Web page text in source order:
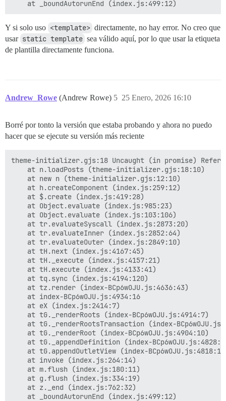
Y si solo uso <template> directamente, no hay error. No creo que
usar static template sea válido aquí, por lo que usar la etiqueta
de plantilla directamente funciona.
Andrew_Rowe (Andrew Rowe) 25 Enero, 2026 16:10
5
Borré por tonto la versión que estaba probando y ahora no puedo
hacer que se ejecute su versión más reciente
theme-initializer.gjs:18 Uncaught (in promise)
    at n.loadPosts (theme-initializer.gjs:18:10)
    at new n (theme-initializer.gjs:12:10)
    at h.createComponent (index.js:259:12)
    at $.create (index.js:419:28)
    at Object.evaluate (index.js:985:23)
    at Object.evaluate (index.js:103:106)
    at tr.evaluateSyscall (index.js:2873:20)
    at tr.evaluateInner (index.js:2852:64)
    at tr.evaluateOuter (index.js:2849:10)
    at tH.next (index.js:4167:45)
    at tH._execute (index.js:4157:21)
    at tH.execute (index.js:4133:41)
    at tq.sync (index.js:4194:120)
    at tz.render (index-BCp6wOJU.js:4636:43)
    at index-BCp6wOJU.js:4934:16
    at eX (index.js:2414:7)
    at tG._renderRoots (index-BCp6wOJU.js:4914:7)
at tG._renderRootsTransaction (index-
    at tG._renderRoot (index-BCp6wOJU.js:4904:10)
at tG._appendDefinition (index-
at tG.appendOutletView (index-
    at invoke (index.js:264:14)
    at m.flush (index.js:180:11)
    at g.flush (index.js:334:19)
    at z._end (index.js:762:32)